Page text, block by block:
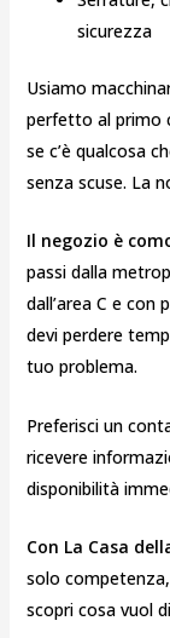
sicurezza
Usiamo
perfetto al primo
se c’è qualcosa
senza scuse. La
Il negozio è
passi dalla
dall’area C e con
devi perdere
tuo problema.
Preferisci un
ricevere
disponibilità
Con La Casa
solo
scopri cosa vuol